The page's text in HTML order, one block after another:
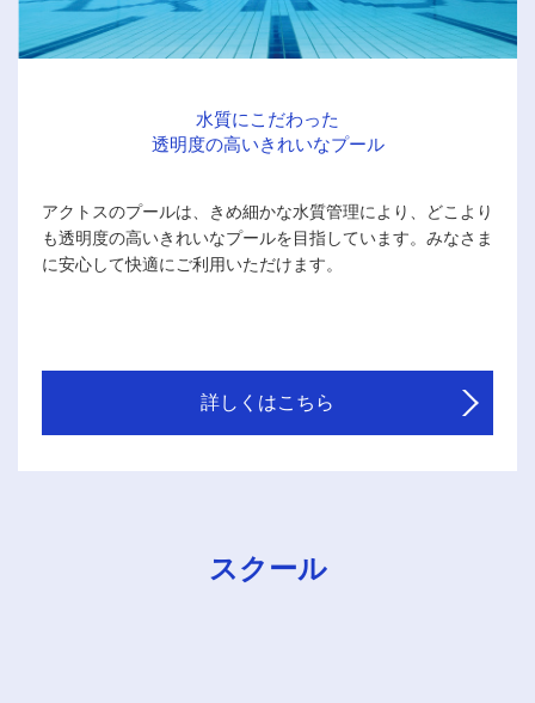
水質にこだわった
透明度の高いきれいなプール
アクトスのプールは、きめ細かな水質管理により、どこより
も透明度の高いきれいなプールを目指しています。みなさま
に安心して快適にご利用いただけます。
詳しくはこちら
スクール